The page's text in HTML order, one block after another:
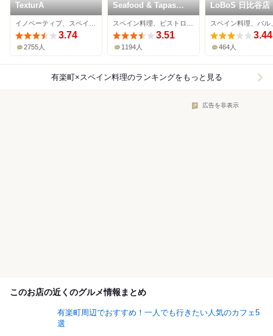
TexturA
3.74
2755人
Seafood & Tapas
LUBINA
3.51
1194人
LoBoS 日比谷店
3.44
464人
有楽町×スペイン料理のランキングをもっと見る
広告を非表示
このお店の近くのグルメ情報まとめ
有楽町周辺でおすすめ！一人でも行きたい人気のカフェ5
選